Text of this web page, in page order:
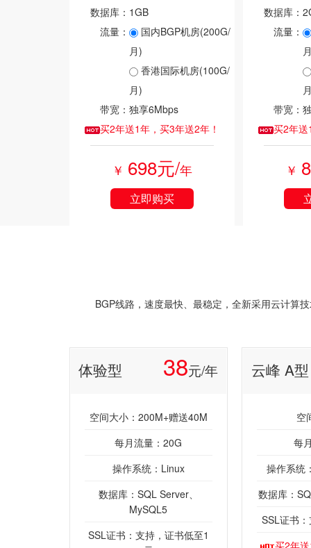
数据库： 1GB
流量：
国内BGP机房(200G/
月)
香港国际机房(100G/
月)
带宽： 独享6Mbps
买2年送1年，买3年送2年！
￥ 698元/年
立即购买
数据库：
流量：
带宽：
买2年
￥
BGP线路，速度最快、最稳定，全新采用云计算
体验型 38元/年
空间大小：200M+赠送40M
每月流量：20G
操作系统：Linux
数据库：SQL Server、
MySQL5
SSL证书：支持，证书低至1
云峰 A型
空
每
操作系统
数据库：
SSL证书
买2年